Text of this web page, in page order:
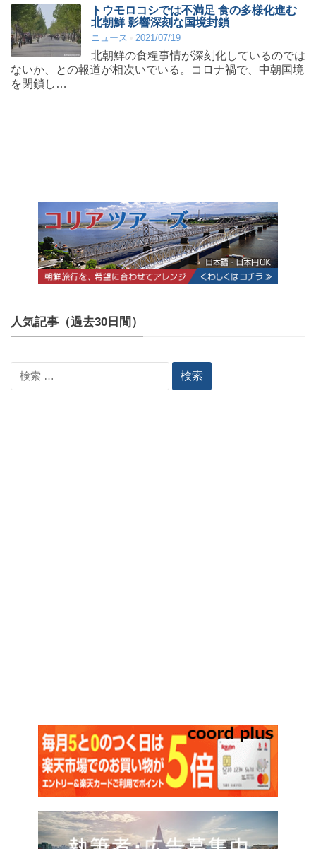
トウモロコシでは不満足 食の多様化進む
北朝鮮 影響深刻な国境封鎖
ニュース 2021/07/19
北朝鮮の食糧事情が深刻化しているのでは
ないか、との報道が相次いでいる。コロナ禍で、中朝国境
を閉鎖し…
人気記事（過去30日間）
索: